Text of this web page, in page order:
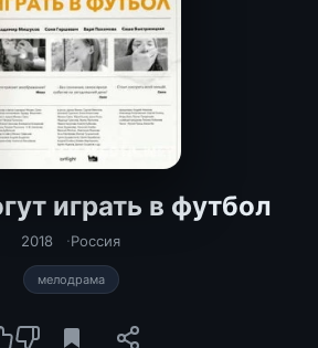
играть в футбол
2018 Россия
мелодрама